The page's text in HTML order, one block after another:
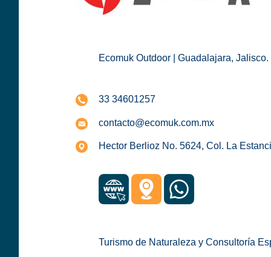
Ecomuk Outdoor | Guadalajara, Jalisco.
33 34601257
contacto@ecomuk.com.mx
Hector Berlioz No. 5624, Col. La
Turismo de Naturaleza y Consultoría